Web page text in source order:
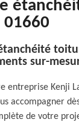
01660
sur-
entreprise Kenji
accompagner
de votre